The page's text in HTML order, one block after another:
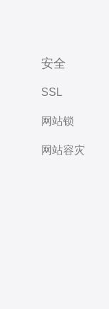
安全
SSL
网站锁
网站容灾